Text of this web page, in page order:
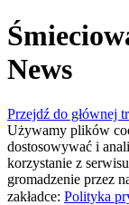
News
Przejdź do głównej
Używamy plików
dostosowywać i
korzystanie z
gromadzenie przez
zakładce: Polityka